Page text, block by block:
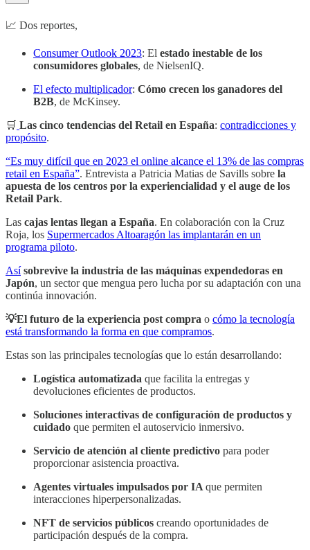
📈 Dos reportes,
Consumer Outlook 2023: El estado inestable de los
consumidores globales, de NielsenIQ.
El efecto multiplicador: Cómo crecen los ganadores del
B2B, de McKinsey.
🛒 Las cinco tendencias del Retail en España: contradicciones y
propósito.
“Es muy difícil que en 2023 el online alcance el 13% de las compras
retail en España”. Entrevista a Patricia Matias de Savills sobre la
apuesta de los centros por la experiencialidad y el auge de los
Retail Park.
Las cajas lentas llegan a España. En colaboración con la Cruz
Roja, los Supermercados Altoaragón las implantarán en un
programa piloto.
Así sobrevive la industria de las máquinas expendedoras en
Japón, un sector que mengua pero lucha por su adaptación con una
continúa innovación.
💡El futuro de la experiencia post compra o cómo la tecnología
está transformando la forma en que compramos.
Estas son las principales tecnologías que lo están desarrollando:
Logística automatizada que facilita la entregas y
devoluciones eficientes de productos.
Soluciones interactivas de configuración de productos y
cuidado que permiten el autoservicio inmersivo.
Servicio de atención al cliente predictivo para poder
proporcionar asistencia proactiva.
Agentes virtuales impulsados por IA que permiten
interacciones hiperpersonalizadas.
NFT de servicios públicos creando oportunidades de
participación después de la compra.